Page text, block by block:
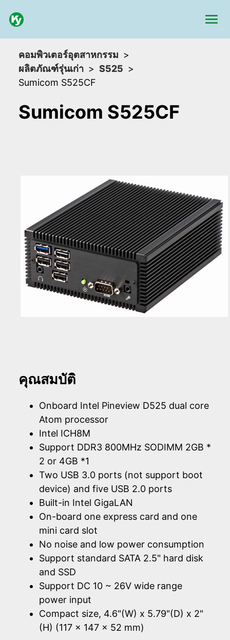
คอมพิวเตอร์อุตสาหกรรม
ผลิตภัณฑ์รุ่นเก่า
S525
Sumicom S525CF
Sumicom S525CF
คุณสมบัติ
Onboard Intel Pineview D525 dual core
Atom processor
Intel ICH8M
Support DDR3 800MHz SODIMM 2GB *
2 or 4GB *1
Two USB 3.0 ports (not support boot
device) and five USB 2.0 ports
Built-in Intel GigaLAN
On-board one express card and one
mini card slot
No noise and low power consumption
Support standard SATA 2.5" hard disk
and SSD
Support DC 10 ~ 26V wide range
power input
Compact size, 4.6"(W) x 5.79"(D) x 2"
(H) (117 x 147 x 52 mm)